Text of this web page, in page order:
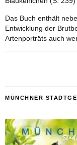
Das Buch enthält
Entwicklung der
Artenporträts auch
MÜNCHNER